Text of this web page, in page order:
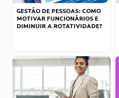
GESTÃO DE PESSOAS: COMO
MOTIVAR FUNCIONÁRIOS E
DIMINUIR A ROTATIVIDADE?